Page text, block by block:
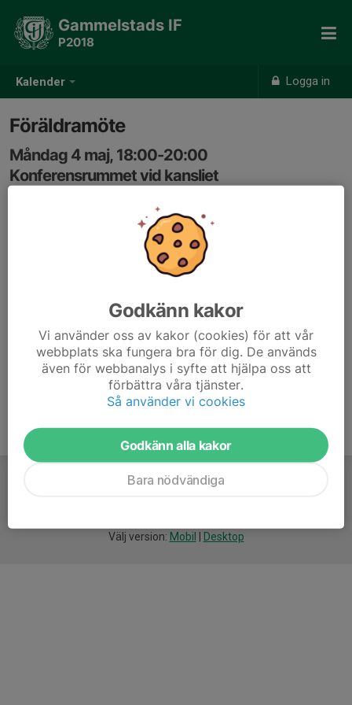
Kalender Logga in
Gammelstads IF
P2018
Föräldramöte
Måndag 4 maj, 18:00-20:00
Konferensrummet vid kansliet
Välj version: Mobil Desktop
Godkänn kakor
Vi använder oss av kakor (cookies) för att vår
webbplats ska fungera bra för dig. De används
även för webbanalys i syfte att hjälpa oss att
förbättra våra tjänster.
Så använder vi cookies
Godkänn alla kakor
Bara nödvändiga